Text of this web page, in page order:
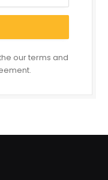
our terms and